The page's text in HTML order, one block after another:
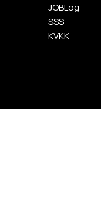
JOBLog
SSS
KVKK